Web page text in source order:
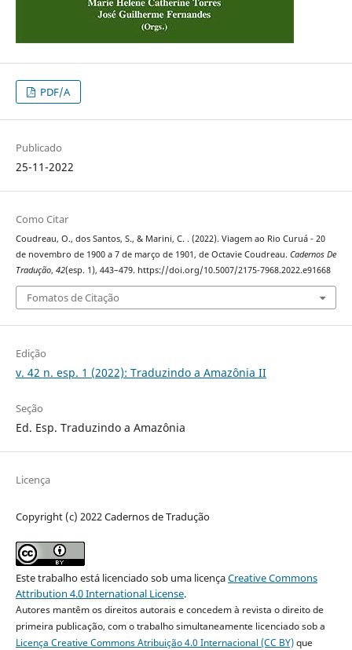
PDF/A
Publicado
25-11-2022
Como Citar
Coudreau, O., dos Santos, S., & Marini, C. . (2022). Viagem ao Rio Curuá - 20
de novembro de 1900 a 7 de março de 1901, de Octavie Coudreau. Cadernos De
Tradução, 42(esp. 1), 443–479. https://doi.org/10.5007/2175-7968.2022.e91668
Fomatos de Citação
Edição
v. 42 n. esp. 1 (2022): Traduzindo a Amazônia II
Seção
Ed. Esp. Traduzindo a Amazônia
Licença
Copyright (c) 2022 Cadernos de Tradução
Este trabalho está licenciado sob uma licençaCreative Commons
Attribution 4.0 International License.
Autores mantêm os direitos autorais e concedem à revista o direito de
primeira publicação, com o trabalho simultaneamente licenciado sob a
Licença Creative Commons Atribuição 4.0 Internacional (CC BY)que